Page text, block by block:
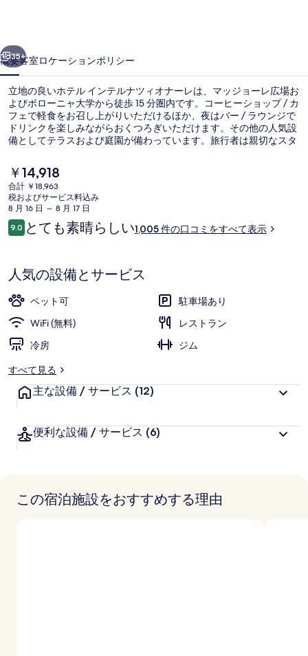
ナ
ツ
ィ
オ
ナ
ー
レ
の
写
ギ
ャ
ラ
リ
ー
35+
概要客室ロケーションポリシー
立地の良いホテル インテルナツィオナーレは、マッジョーレ広場お
よびボローニャ大学から徒歩 15 分圏内です。コーヒーショップ / カ
フェで軽食をお召し上がりいただけるほか、夜はバー / ラウンジで
ドリンクを楽しみながらおくつろぎいただけます。その他の人気設
備としてテラスおよび庭園が備わっています。旅行者は親切なスタ
現
在
の
料
金
は
す
￥14,918
合計 ￥18,963
税およびサービス料込み
8 月 16 日 ～ 8 月 17 日
口
コ
9.010段階中9.0
とても素晴らしい1,005 件の口コミをすべて表示
人気の設備とサービス
ペット可
駐車場あり
WiFi (無料)
レストラン
冷房
ジム
すべて見る
主な設備 / サービス (12)
便利な設備 / サービス (6)
この宿泊施設をおすすめする理由